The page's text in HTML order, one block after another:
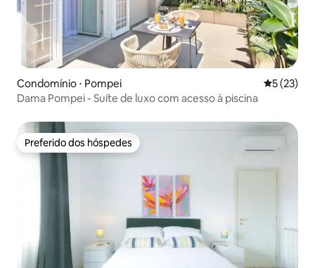
Condomínio ⋅ Pompei 5 de uma
5 (23)
Dama Pompei - Suíte de luxo com acesso à piscina
Preferido dos hóspedes
Preferido dos hóspedes